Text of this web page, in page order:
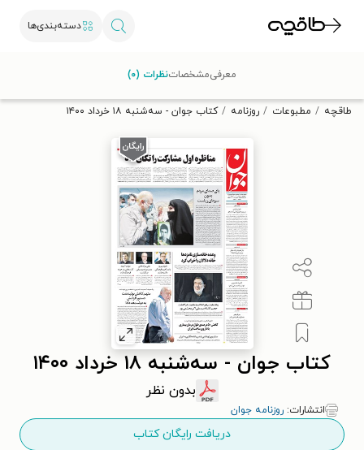
دسته‌بندی‌ها
تخفیف از طاقچه دریافت کن.
طاقچه مطبوعات روزنامه کتاب جوان - سه‌شنبه ۱۸ خرداد ۱۴۰۰
کتاب جوان - سه‌شنبه ۱۸ خرداد ۱۴۰۰
بدون نظر
انتشارات: روزنامه جوان
دریافت رایگان کتاب
معرفیمشخصاتنظرات (۰)